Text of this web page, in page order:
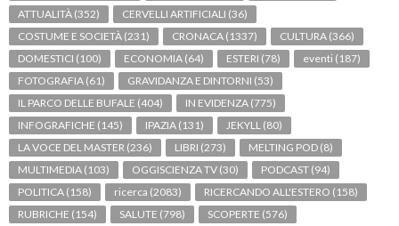
ATTUALITÀ (352) CERVELLI ARTIFICIALI (36)
COSTUME E SOCIETÀ (231) CRONACA (1337) CULTURA (366)
DOMESTICI (100) ECONOMIA (64) ESTERI (78) eventi (187)
FOTOGRAFIA (61) GRAVIDANZA E DINTORNI (53)
IL PARCO DELLE BUFALE (404) IN EVIDENZA (775)
INFOGRAFICHE (145) IPAZIA (131) JEKYLL (80)
LA VOCE DEL MASTER (236) LIBRI (273) MELTING POD (8)
MULTIMEDIA (103) OGGISCIENZA TV (30) PODCAST (94)
POLITICA (158) ricerca (2083) RICERCANDO ALL'ESTERO (158)
RUBRICHE (154) SALUTE (798) SCOPERTE (576)